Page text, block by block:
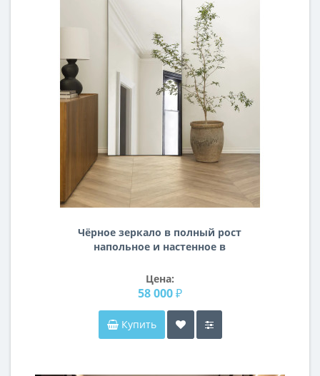
Чёрное зеркало в полный рост
напольное и настенное в
Цена:
58 000 ₽
Купить